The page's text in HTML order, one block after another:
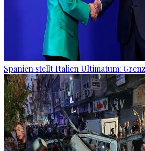
Spanien stellt Italien Ultimatum: